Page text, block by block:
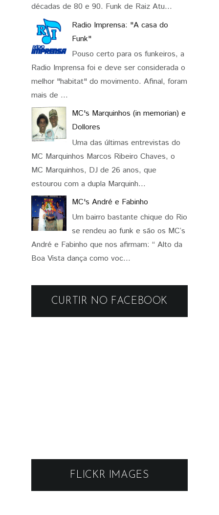
décadas de 80 e 90. Funk de Raiz Atu...
Radio Imprensa: "A casa do
Funk"
Pouso certo para os funkeiros, a
Radio Imprensa foi e deve ser considerada o
melhor "habitat" do movimento. Afinal, foram
mais de ...
MC's Marquinhos (in memorian) e
Dollores
Uma das últimas entrevistas do
MC Marquinhos Marcos Ribeiro Chaves, o
MC Marquinhos, DJ de 26 anos, que
estourou com a dupla Marquinh...
MC's André e Fabinho
Um bairro bastante chique do Rio
se rendeu ao funk e são os MC’s
André e Fabinho que nos afirmam: “ Alto da
Boa Vista dança como voc...
CURTIR NO FACEBOOK
FLICKR IMAGES